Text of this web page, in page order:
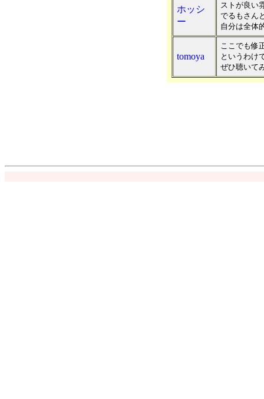
ホッシ
ー
ストが良い
でるもさん
自分は全体
tomoya
ここでも修
というわけ
ぜひ聴いて